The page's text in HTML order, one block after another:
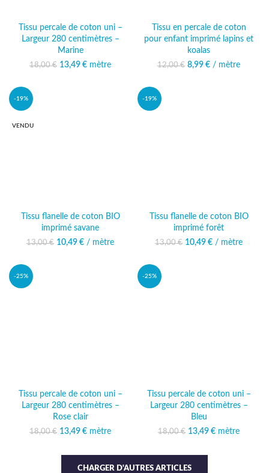
Tissu percale de coton uni –
Largeur 280 centimètres –
Marine
18,00€ Le prix initial était :
13,49 €
Le prix
mètre
Tissu en percale de coton
pour enfant imprimé lapins et
koalas
12,00€ Le prix initial était :
8,99 € Le prix actuel
/ mètre
-19%
VENDU
Tissu flanelle de coton BIO
imprimé savane
13,00€
Le prix initial était :
10,49 €
Le prix
/ mètre
-19%
Tissu flanelle de coton BIO
imprimé forêt
13,00€
Le prix initial était :
10,49 €
Le prix
/ mètre
-25%
Tissu percale de coton uni –
Largeur 280 centimètres –
Rose clair
18,00€ Le prix initial était :
13,49 €
Le prix
mètre
-25%
Tissu percale de coton uni –
Largeur 280 centimètres –
Bleu
18,00€ Le prix initial était :
13,49 €
Le prix
mètre
CHARGER D'AUTRES ARTICLES